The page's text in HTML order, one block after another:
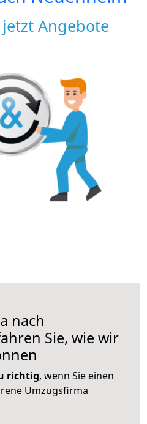
Angebote
nach
Sie, wie wir
richtig, wenn Sie einen
Umzugsfirma